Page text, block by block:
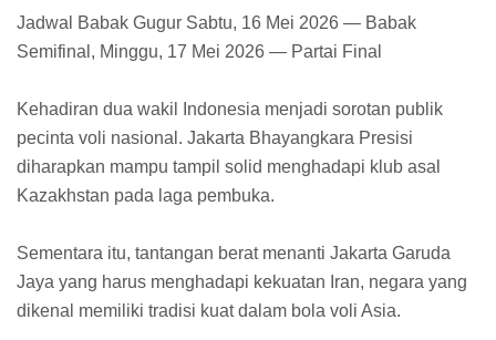
Jadwal Babak Gugur Sabtu, 16 Mei 2026 — Babak
Semifinal, Minggu, 17 Mei 2026 — Partai Final
Kehadiran dua wakil Indonesia menjadi sorotan publik
pecinta voli nasional. Jakarta Bhayangkara Presisi
diharapkan mampu tampil solid menghadapi klub asal
Kazakhstan pada laga pembuka.
Sementara itu, tantangan berat menanti Jakarta Garuda
Jaya yang harus menghadapi kekuatan Iran, negara yang
dikenal memiliki tradisi kuat dalam bola voli Asia.